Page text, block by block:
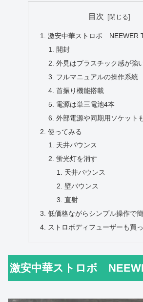
目次
激安中華ストロボ NEEWER
開封
外見はプラスチック感が強
フルマニュアルの操作系統
首振り機能搭載
電源は単三電池4本
外部電源や同期用ソケット
使ってみる
天井バウンス
蛍光灯を消す
天井バウンス
壁バウンス
直射
低価格ながらシンプル操作で
ストロボディフューザーも買
激安中華ストロボ